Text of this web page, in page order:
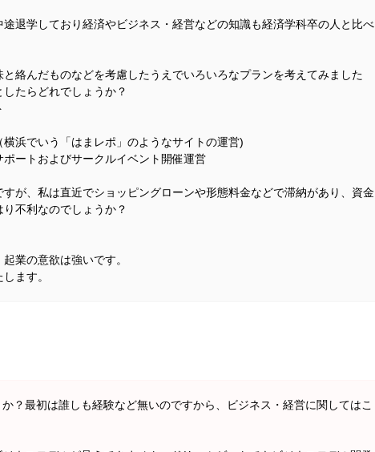
退学しており経済やビジネス・経営などの知識も経済学科卒の人と比べ
絡んだものなどを考慮したうえでいろいろなプランを考えてみました
たらどれでしょうか？
浜でいう「はまレポ」のようなサイトの運営)
ートおよびサークルイベント開催運営
が、私は直近でショッピングローンや形態料金などで滞納があり、資金
不利なのでしょうか？
業の意欲は強いです。
ます。
？最初は誰しも経験など無いのですから、ビジネス・経営に関してはこ